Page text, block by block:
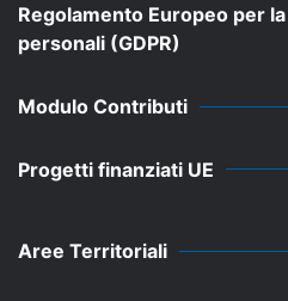
Regolamento Europeo per
personali (GDPR)
Modulo Contributi
Progetti finanziati UE
Aree Territoriali